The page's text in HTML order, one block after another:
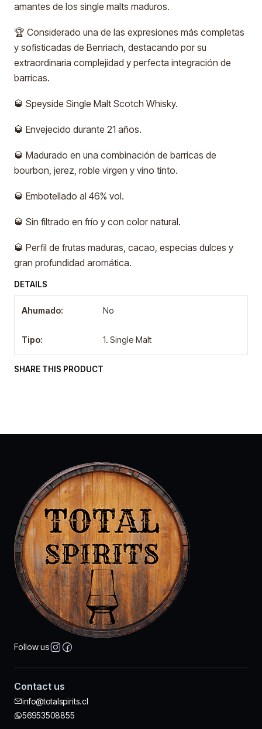
amantes de los single malts maduros.
🏆 Considerado una de las expresiones más completas
y sofisticadas de Benriach, destacando por su
extraordinaria complejidad y perfecta integración de
barricas.
🥃 Speyside Single Malt Scotch Whisky.
🥃 Envejecido durante 21 años.
🥃 Madurado en una combinación de barricas de
bourbon, jerez, roble virgen y vino tinto.
🥃 Embotellado al 46% vol.
🥃 Sin filtrado en frío y con color natural.
🥃 Perfil de frutas maduras, cacao, especias dulces y
gran profundidad aromática.
DETAILS
Ahumado: No
Tipo: 1. Single Malt
SHARE THIS PRODUCT
Follow us
Contact us
info@totalspirits.cl
56953508855